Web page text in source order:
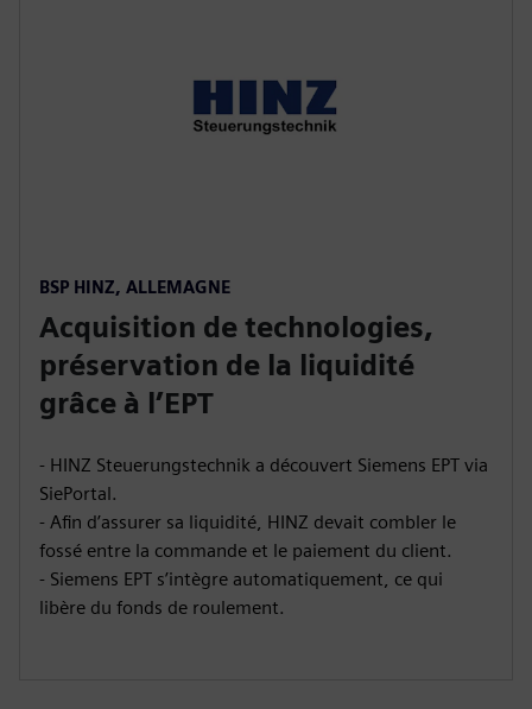
BSP HINZ, ALLEMAGNE
Acquisition de technologies,
préservation de la liquidité
grâce à l’EPT
- HINZ Steuerungstechnik a découvert Siemens EPT via
SiePortal.
- Afin d’assurer sa liquidité, HINZ devait combler le
fossé entre la commande et le paiement du client.
- Siemens EPT s’intègre automatiquement, ce qui
libère du fonds de roulement.